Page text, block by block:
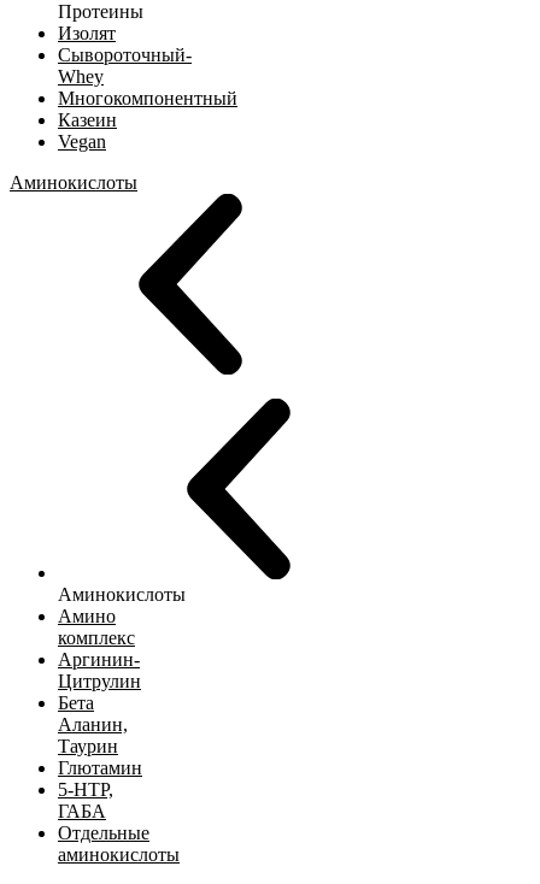
Протеины
Изолят
Сывороточный-
Whey
Многокомпонентный
Казеин
Vegan
Аминокислоты
Аминокислоты
Амино
комплекс
Аргинин-
Цитрулин
Бета
Аланин,
Таурин
Глютамин
5-HTP,
ГАБА
Отдельные
аминокислоты